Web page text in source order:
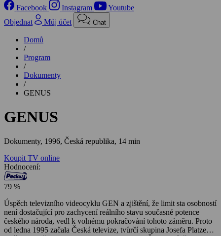
Facebook Instagram
Youtube
Objednat
Můj účet Chat
Domů
/
Program
/
Dokumenty
/
GENUS
GENUS
Dokumenty, 1996, Česká republika, 14 min
Koupit TV online
Hodnocení:
79 %
Úspěch televizního videocyklu GEN a zjištění, že limit sta osobností
není dostačující pro zachycení reálního stavu současné potence
českého národa, vedl k volnému pokračování tohoto záměru. Proto
od ledna 1995 začala Česká televize, tvůrčí skupina Josefa Platze